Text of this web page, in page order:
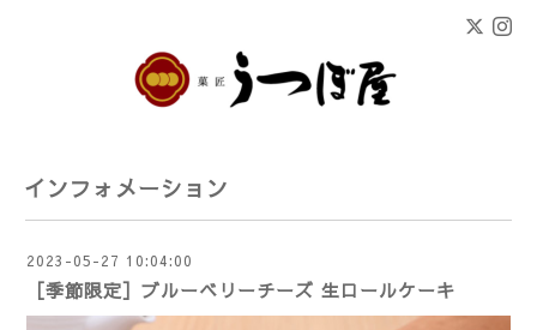
インフォメーション
2023-05-27 10:04:00
［季節限定］ブルーベリーチーズ 生ロールケーキ